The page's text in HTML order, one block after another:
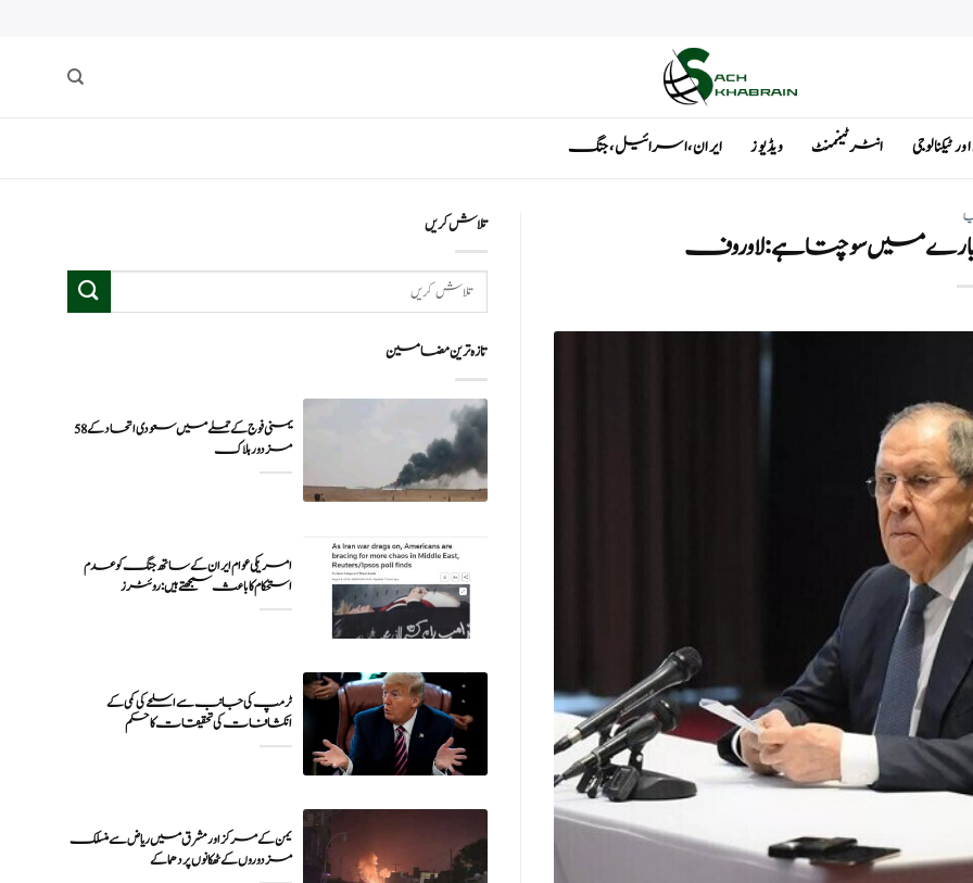
انٹرٹینمنٹ ویڈیوز ایران ، اسرائیل ، جنگ
بارے میں سوچتا ہے: لاوروف
تلاش کریں
تازہ ترین مضامین
یمنی فوج کے حملے میں سعودی اتحاد کے 58
مزدور ہلاک
امریکی عوام ایران کے ساتھ جنگ کو عدم
ٹرمپ کی جانب سے اسلحے کی کمی کے
انکشافات کی تحقیقات کا حکم
یمن کے مرکز اور مشرق میں ریاض سے منسلک
مزدوروں کے ٹھکانوں پر دھماکے